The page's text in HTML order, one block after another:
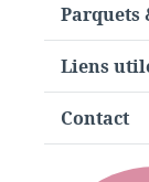
Parquets
Liens
Contact